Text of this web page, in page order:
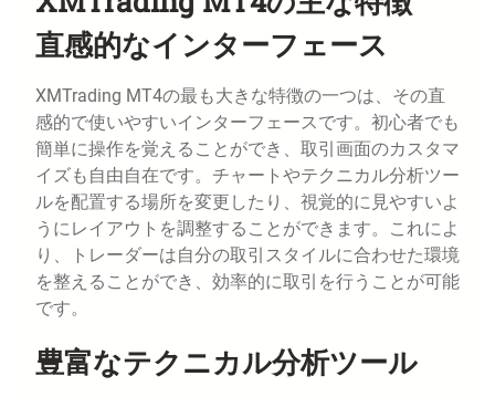
直感的なインターフェース
XMTrading MT4の最も大きな特徴の一つは、その直
感的で使いやすいインターフェースです。初心者でも
簡単に操作を覚えることができ、取引画面のカスタマ
イズも自由自在です。チャートやテクニカル分析ツー
ルを配置する場所を変更したり、視覚的に見やすいよ
うにレイアウトを調整することができます。これによ
り、トレーダーは自分の取引スタイルに合わせた環境
を整えることができ、効率的に取引を行うことが可能
です。
豊富なテクニカル分析ツール